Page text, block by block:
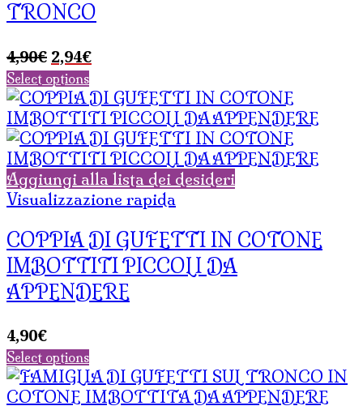
TRONCO
4,90€ Il
prezzo
originale
era:
4,90€.
2,94€Il
attuale
è:
2,94€.
Select options
Aggiungi alla lista dei desideri
Visualizzazione rapida
COPPIA DI GUFETTI IN COTONE
IMBOTTITI PICCOLI DA
APPENDERE
4,90€
Select options